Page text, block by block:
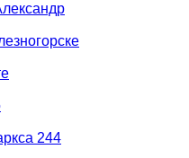
244